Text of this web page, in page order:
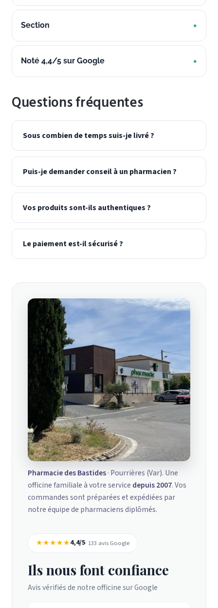
Section
Noté 4,4/5 sur Google
Questions fréquentes
Sous combien de temps suis-je livré ?
Puis-je demander conseil à un pharmacien ?
Vos produits sont-ils authentiques ?
Le paiement est-il sécurisé ?
Pharmacie des Bastides· Pourrières (Var). Une
officine familiale à votre service depuis 2007. Vos
commandes sont préparées et expédiées par
notre équipe de pharmaciens diplômés.
★★★★★4,4/5· 133 avis Google
Ils nous font confiance
Avis vérifiés de notre officine sur Google